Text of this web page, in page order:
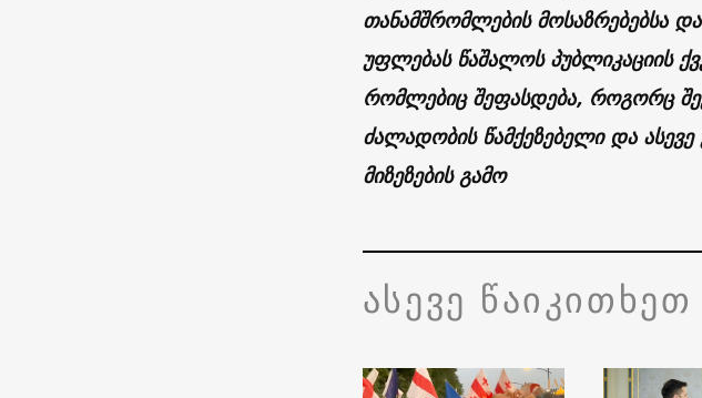
თანამშრომლების მოსაზრებებსა
უფლებას წაშალოს პუბლიკაციის
რომლებიც შეფასდება, როგორც
ძალადობის წამქეზებელი და
მიზეზების გამო
ასევე წაიკითხეთ